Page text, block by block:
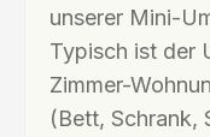
unserer Mini-
Typisch ist der
Zimmer-
(Bett, Schrank,